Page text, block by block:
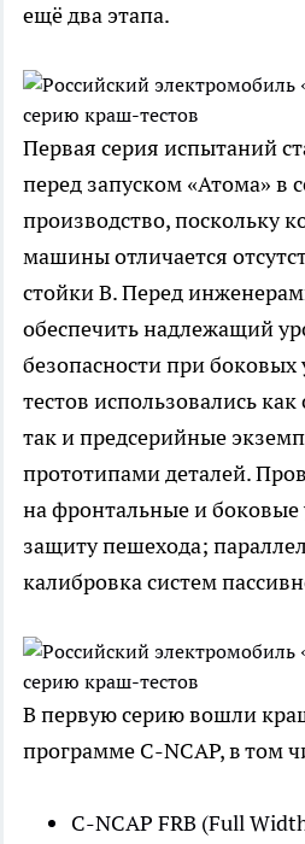
ещё два этапа.
Первая серия испытаний
перед запуском «Атома» в
производство, поскольку
машины отличается
стойки B. Перед
обеспечить надлежащий
безопасности при боковых
тестов использовались
так и предсерийные
прототипами деталей.
на фронтальные и боковые
защиту пешехода;
калибровка систем
В первую серию вошли
программе C-NCAP, в том
C-NCAP FRB (Full